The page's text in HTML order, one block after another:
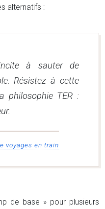
alternatifs :
à sauter de
Résistez à cette
philosophie TER :
voyages en train
de base » pour plusieurs